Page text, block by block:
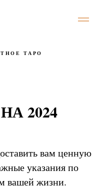
ТАРО
2024
вам ценную
указания по
вашей жизни.